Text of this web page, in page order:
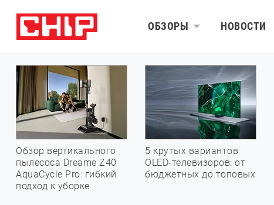
ОБЗОРЫ НОВОСТИ
Обзор вертикального
пылесоса Dreame Z40
AquaCycle Pro: гибкий
подход к уборке
5 крутых вариантов
OLED-телевизоров: от
бюджетных до топовых